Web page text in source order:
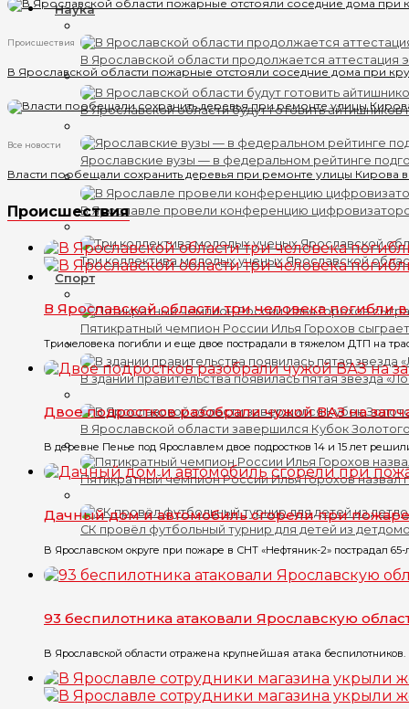
Наука
В Ярославской области продолжается аттестация
В Ярославской области будут готовить айтишников
Ярославские вузы — в федеральном рейтинге
В Ярославле провели конференцию
Три коллектива молодых ученых Ярославской
Спорт
Пятикратный чемпион России Илья Горохов
В здании правительства появилась пятая звезда
В Ярославской области завершился Кубок
Пятикратный чемпион России Илья Горохов
СК провёл футбольный турнир для детей из
Происшествия
В Ярославской области пожарные отстояли соседние дома при
Все новости
Власти пообещали сохранить деревья при ремонте улицы Кирова
Происшествия
В Ярославской области три человека
Три человека погибли и еще двое пострадали в тяжелом ДТП на
Двое подростков разобрали чужой ВАЗ на
В деревне Пенье под Ярославлем двое подростков 14 и 15 лет
Дачный дом и автомобиль сгорели при
В Ярославском округе при пожаре в СНТ «Нефтяник-2» пострадал
93 беспилотника атаковали Ярославскую
В Ярославской области отражена крупнейшая атака